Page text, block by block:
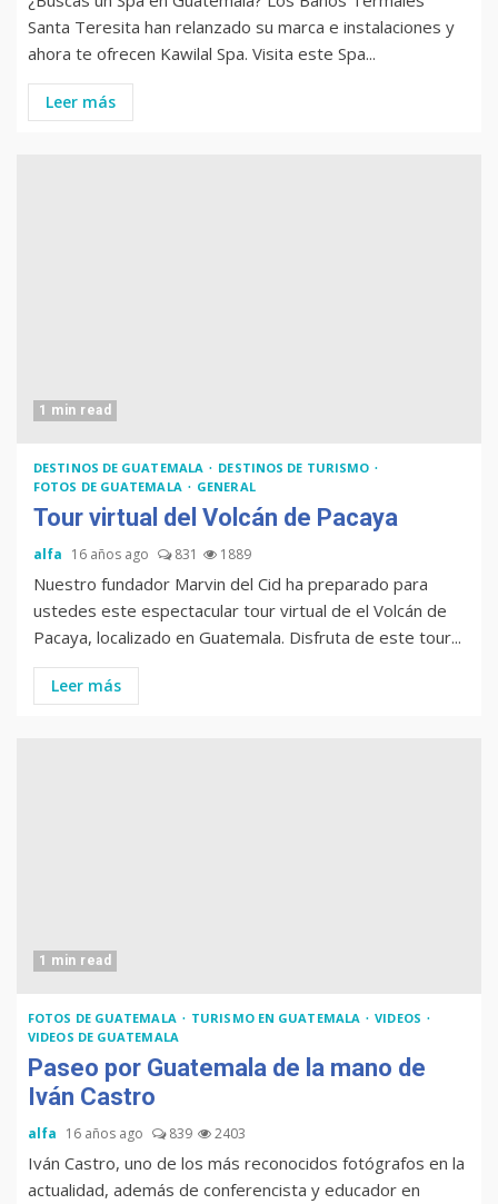
Santa Teresita han relanzado su marca e instalaciones y
ahora te ofrecen Kawilal Spa. Visita este Spa...
Leer más
1 min read
DESTINOS DE GUATEMALA
DESTINOS DE TURISMO
FOTOS DE GUATEMALA
GENERAL
Tour virtual del Volcán de Pacaya
alfa 16 años ago 831 1889
Nuestro fundador Marvin del Cid ha preparado para
ustedes este espectacular tour virtual de el Volcán de
Pacaya, localizado en Guatemala. Disfruta de este tour...
Leer más
1 min read
FOTOS DE GUATEMALA TURISMO EN GUATEMALA
VIDEOS
VIDEOS DE GUATEMALA
Paseo por Guatemala de la mano de
Iván Castro
alfa 16 años ago 839 2403
Iván Castro, uno de los más reconocidos fotógrafos en la
actualidad, además de conferencista y educador en